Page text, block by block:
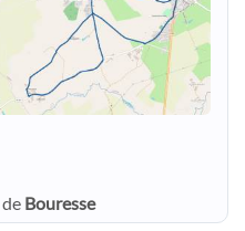
de Bouresse